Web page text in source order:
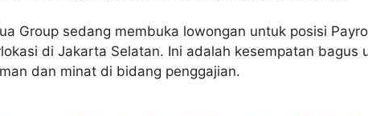
Group sedang membuka lowongan untuk posisi
di Jakarta Selatan. Ini adalah kesempatan bagus
dan minat di bidang penggajian.